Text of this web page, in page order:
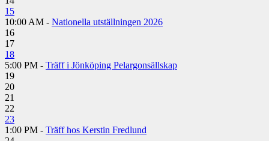
15
10:00 AM - Nationella utställningen 2026
16
17
18
5:00 PM - Träff i Jönköping Pelargonsällskap
19
20
21
22
23
1:00 PM - Träff hos Kerstin Fredlund